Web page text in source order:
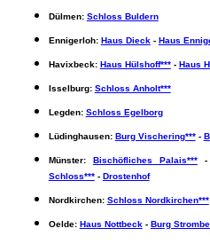
Dülmen: Schloss Buldern
Ennigerloh: Haus Dieck- Haus
Havixbeck: Haus Hülshoff***- Haus
Isselburg: Schloss Anholt***
Legden: Schloss Egelborg
Lüdinghausen: Burg Vischering***-
Münster: Bischöfliches Palais***
Schloss***- Drostenhof
Nordkirchen: Schloss Nordkirchen***
Oelde: Haus Nottbeck- Burg